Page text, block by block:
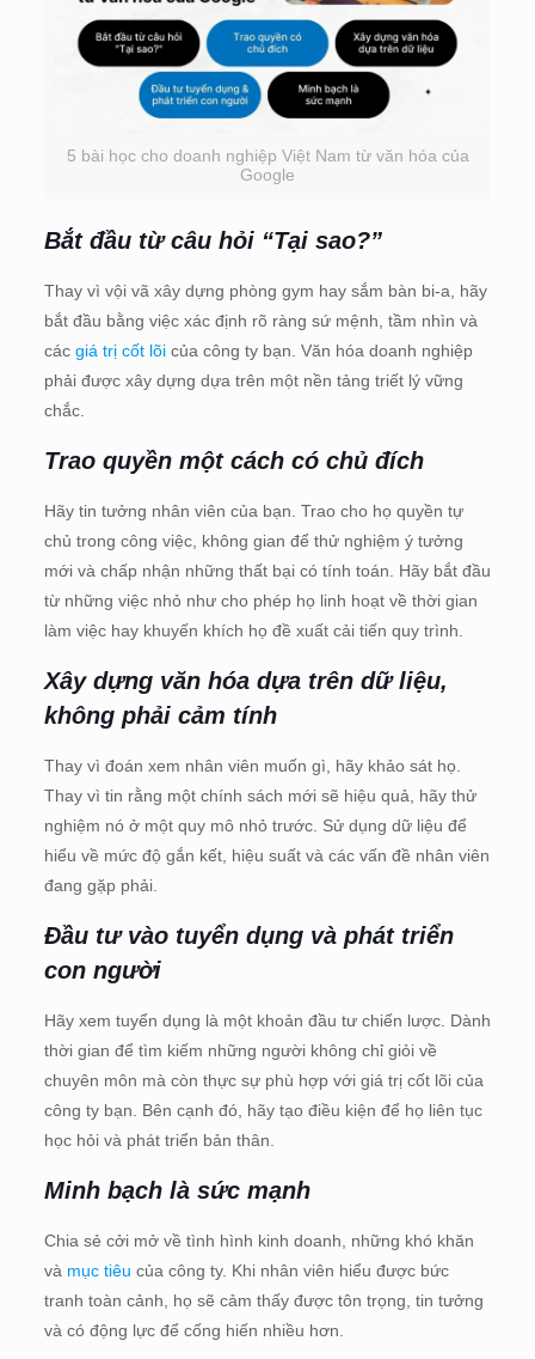
5 bài học cho doanh nghiệp Việt Nam từ văn hóa của
Google
Bắt đầu từ câu hỏi “Tại sao?”
Thay vì vội vã xây dựng phòng gym hay sắm bàn bi-a, hãy
bắt đầu bằng việc xác định rõ ràng sứ mệnh, tầm nhìn và
các giá trị cốt lõicủa công ty bạn. Văn hóa doanh nghiệp
phải được xây dựng dựa trên một nền tảng triết lý vững
chắc.
Trao quyền một cách có chủ đích
Hãy tin tưởng nhân viên của bạn. Trao cho họ quyền tự
chủ trong công việc, không gian để thử nghiệm ý tưởng
mới và chấp nhận những thất bại có tính toán. Hãy bắt đầu
từ những việc nhỏ như cho phép họ linh hoạt về thời gian
làm việc hay khuyến khích họ đề xuất cải tiến quy trình.
Xây dựng văn hóa dựa trên dữ liệu,
không phải cảm tính
Thay vì đoán xem nhân viên muốn gì, hãy khảo sát họ.
Thay vì tin rằng một chính sách mới sẽ hiệu quả, hãy thử
nghiệm nó ở một quy mô nhỏ trước. Sử dụng dữ liệu để
hiểu về mức độ gắn kết, hiệu suất và các vấn đề nhân viên
đang gặp phải.
Đầu tư vào tuyển dụng và phát triển
con người
Hãy xem tuyển dụng là một khoản đầu tư chiến lược. Dành
thời gian để tìm kiếm những người không chỉ giỏi về
chuyên môn mà còn thực sự phù hợp với giá trị cốt lõi của
công ty bạn. Bên cạnh đó, hãy tạo điều kiện để họ liên tục
học hỏi và phát triển bản thân.
Minh bạch là sức mạnh
Chia sẻ cởi mở về tình hình kinh doanh, những khó khăn
và mục tiêu của công ty. Khi nhân viên hiểu được bức
tranh toàn cảnh, họ sẽ cảm thấy được tôn trọng, tin tưởng
và có động lực để cống hiến nhiều hơn.